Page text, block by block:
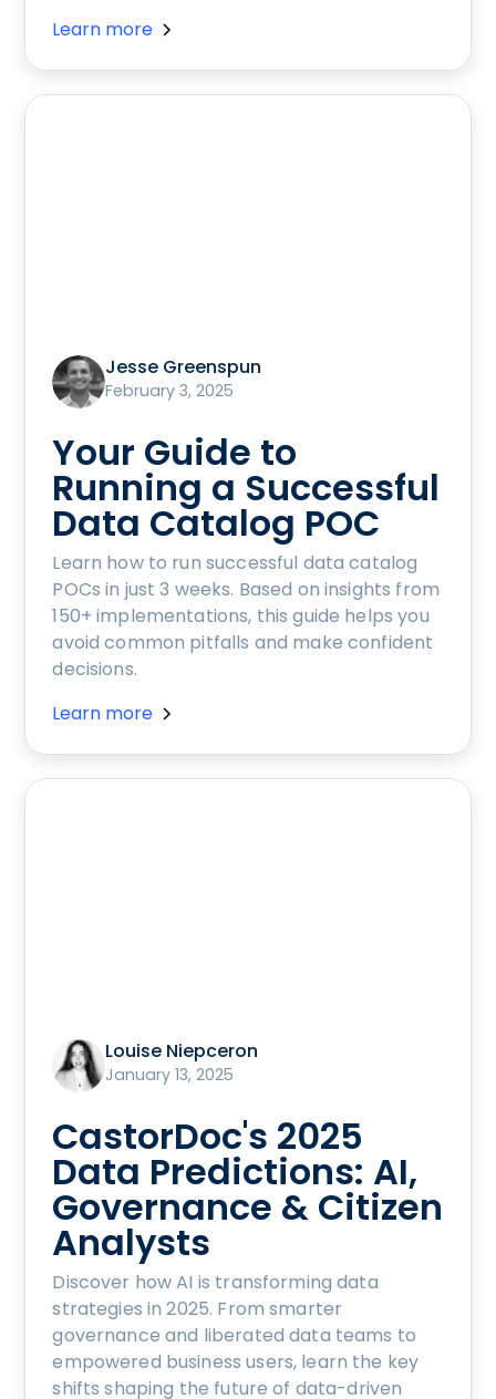
Learn more
Jesse Greenspun
February 3, 2025
Your Guide to
Running a Successful
Data Catalog POC
Learn how to run successful data catalog
POCs in just 3 weeks. Based on insights from
150+ implementations, this guide helps you
avoid common pitfalls and make confident
decisions.
Learn more
Louise Niepceron
January 13, 2025
CastorDoc's 2025
Data Predictions: AI,
Governance & Citizen
Analysts
Discover how AI is transforming data
strategies in 2025. From smarter
governance and liberated data teams to
empowered business users, learn the key
shifts shaping the future of data-driven